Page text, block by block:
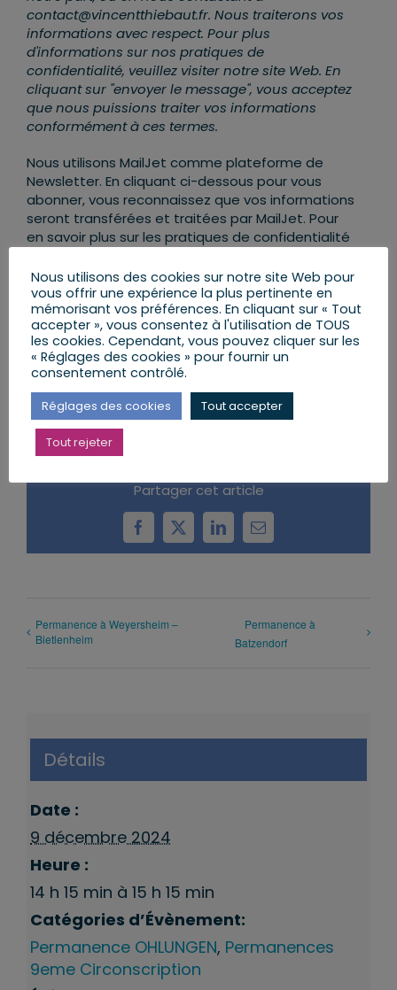
contact@vincentthiebaut.fr. Nous traiterons vos
informations avec respect. Pour plus
d'informations sur nos pratiques de
confidentialité, veuillez visiter notre site Web. En
cliquant sur "envoyer le message", vous acceptez
que nous puissions traiter vos informations
conformément à ces termes.
Nous utilisons MailJet comme plateforme de
Newsletter. En cliquant ci-dessous pour vous
abonner, vous reconnaissez que vos informations
seront transférées et traitées par MailJet. Pour
en savoir plus sur les pratiques de confidentialité
AJOUTER AU CALENDRIER
Partager cet article
Facebook
X LinkedInEmail
Permanence à Weyersheim –
Bietlenheim
Permanence à
Batzendorf
Détails
Date :
9 décembre 2024
Heure :
14 h 15 min à 15 h 15 min
Catégories d’Évènement:
Permanence OHLUNGEN, Permanences
9eme Circonscription
Nous utilisons des cookies sur notre site Web pour
vous offrir une expérience la plus pertinente en
mémorisant vos préférences. En cliquant sur « Tout
accepter », vous consentez à l'utilisation de TOUS
les cookies. Cependant, vous pouvez cliquer sur les
« Réglages des cookies » pour fournir un
consentement contrôlé.
Réglages des cookies Tout accepter
Tout rejeter